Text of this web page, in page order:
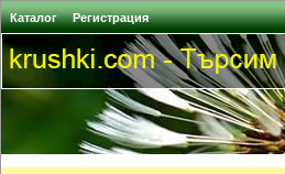
Каталог Регистрация